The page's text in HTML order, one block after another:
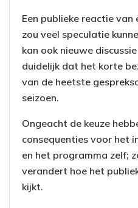
Een publieke reactie van
zou veel speculatie
kan ook nieuwe
duidelijk dat het korte
van de heetste
seizoen.
Ongeacht de keuze
consequenties voor het
en het programma zelf;
verandert hoe het
kijkt.